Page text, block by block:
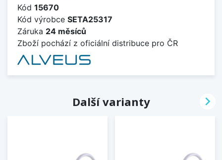
Kód 15670
Kód výrobce SETA25317
Záruka 24 měsíců
Zboží pochází z oficiální distribuce pro ČR
Další varianty 